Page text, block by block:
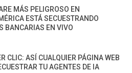
MÁS PELIGROSO EN
ESTÁ SECUESTRANDO
BANCARIAS EN VIVO
CLIC: ASÍ CUALQUIER PÁGINA WEB
TU AGENTES DE IA